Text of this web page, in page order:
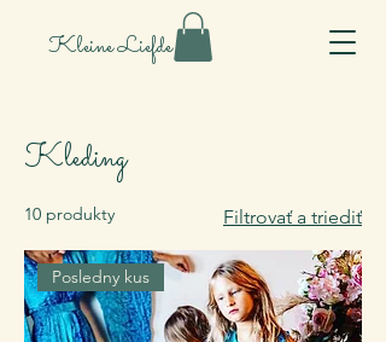
Kleine Liefde
Kleding
10 produkty Filtrovať a triediť
Posledny kus